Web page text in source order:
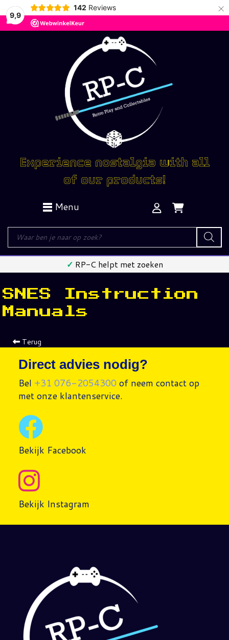
9,9
142 Reviews ×
Experience nostalgia with all
of our products!
Menu
Producten
zoeken
✓ RP-C helpt met zoeken
SNES Instruction
Manuals
Terug
Direct advies nodig?
Bel +31 076-2054300 of neem contact op
met onze klantenservice.
Bekijk Facebook
Bekijk Instagram